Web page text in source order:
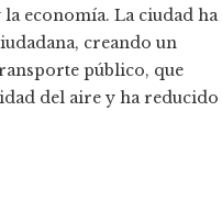
economía. La ciudad ha
creando un
público, que
del aire y ha reducido